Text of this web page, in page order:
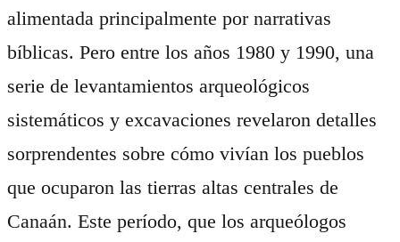
alimentada principalmente por narrativas
bíblicas. Pero entre los años 1980 y 1990, una
serie de levantamientos arqueológicos
sistemáticos y excavaciones revelaron detalles
sorprendentes sobre cómo vivían los pueblos
que ocuparon las tierras altas centrales de
Canaán. Este período, que los arqueólogos